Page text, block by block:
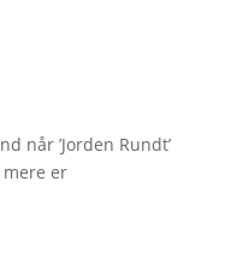
når ’Jorden Rundt’
er